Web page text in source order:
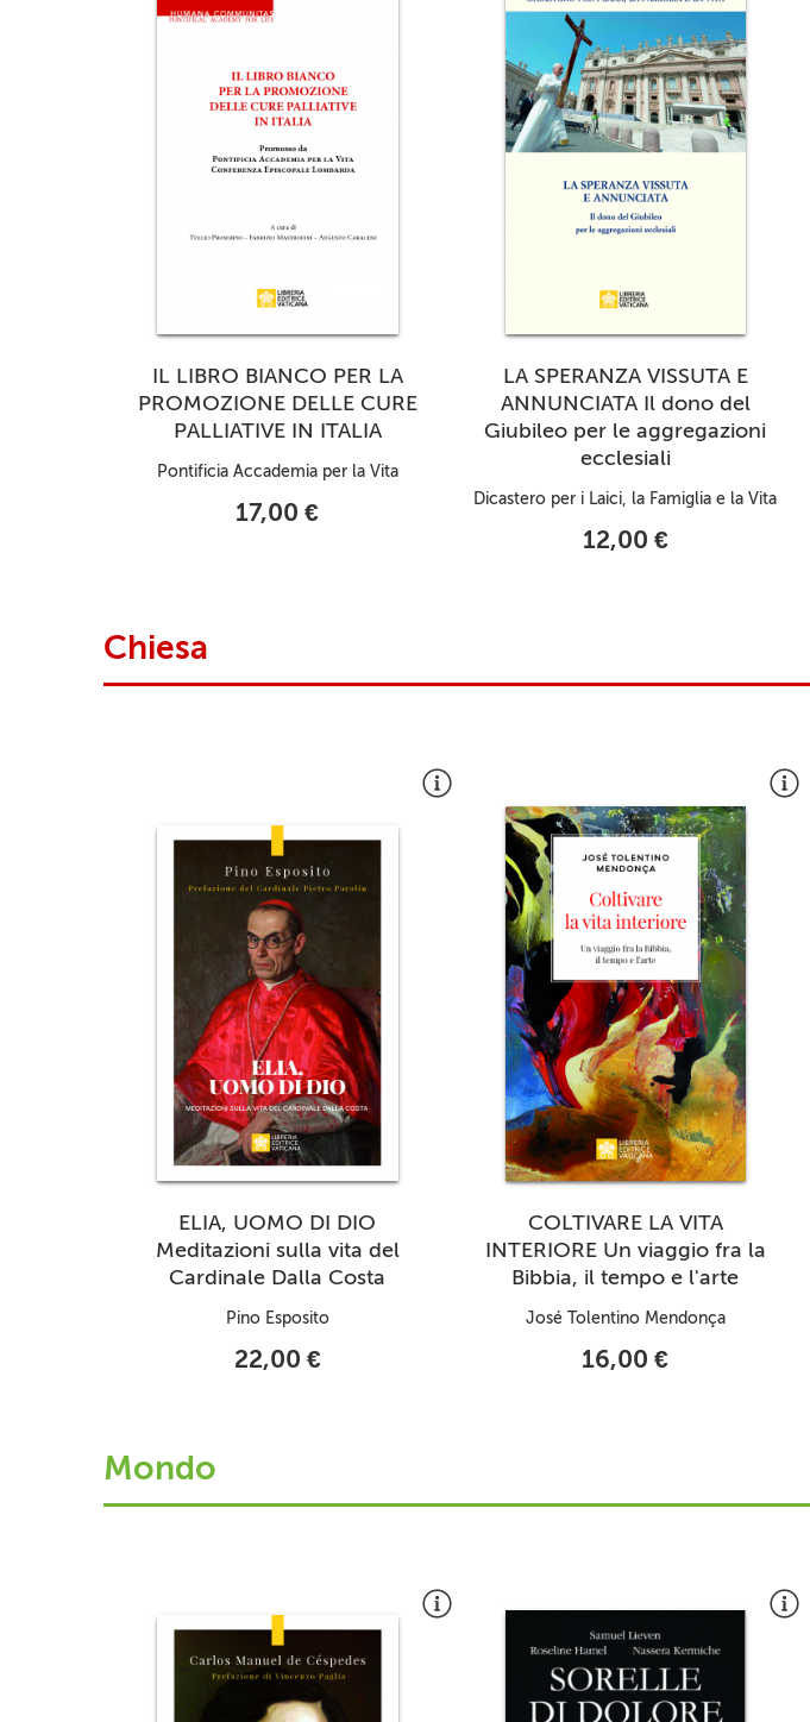
IL LIBRO BIANCO PER LA
PROMOZIONE DELLE CURE
PALLIATIVE IN ITALIA
Pontificia Accademia per la Vita
17,00 €
LA SPERANZA VISSUTA E
ANNUNCIATA Il dono del
Giubileo per le aggregazioni
ecclesiali
Dicastero per i Laici, la Famiglia e la Vita
12,00 €
Chiesa
ELIA, UOMO DI DIO
Meditazioni sulla vita del
Cardinale Dalla Costa
Pino Esposito
22,00 €
COLTIVARE LA VITA
INTERIORE Un viaggio fra la
Bibbia, il tempo e l'arte
José Tolentino Mendonça
16,00 €
Mondo